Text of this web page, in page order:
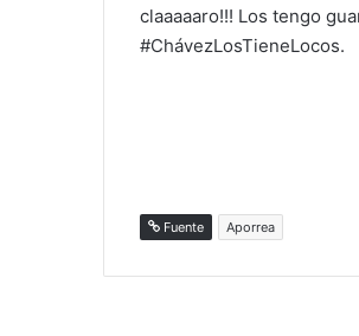
claaaaaro!!! Los tengo
#ChávezLosTieneLocos.
Fuente Aporrea